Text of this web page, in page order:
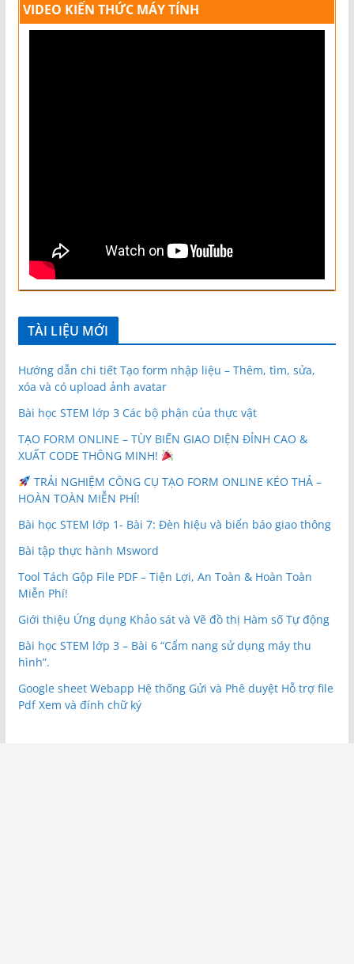
VIDEO KIẾN THỨC MÁY TÍNH
TÀI LIỆU MỚI
Hướng dẫn chi tiết Tạo form nhập liệu – Thêm, tìm, sửa,
xóa và có upload ảnh avatar
Bài học STEM lớp 3 Các bộ phận của thực vật
TẠO FORM ONLINE – TÙY BIẾN GIAO DIỆN ĐỈNH CAO &
XUẤT CODE THÔNG MINH!
TRẢI NGHIỆM CÔNG CỤ TẠO FORM ONLINE KÉO THẢ –
HOÀN TOÀN MIỄN PHÍ!
Bài học STEM lớp 1- Bài 7: Đèn hiệu và biển báo giao thông
Bài tập thực hành Msword
Tool Tách Gộp File PDF – Tiện Lợi, An Toàn & Hoàn Toàn
Miễn Phí!
Giới thiệu Ứng dụng Khảo sát và Vẽ đồ thị Hàm số Tự động
Bài học STEM lớp 3 – Bài 6 “Cẩm nang sử dụng máy thu
hình”.
Google sheet Webapp Hệ thống Gửi và Phê duyệt Hỗ trợ file
Pdf Xem và đính chữ ký